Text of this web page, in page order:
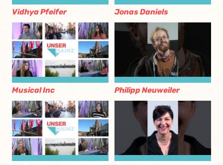
Vidhya Pfeifer Jonas Daniels
Musical Inc Philipp Neuweiler